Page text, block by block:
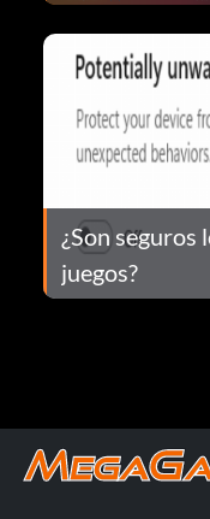
¿Son seguros
juegos?